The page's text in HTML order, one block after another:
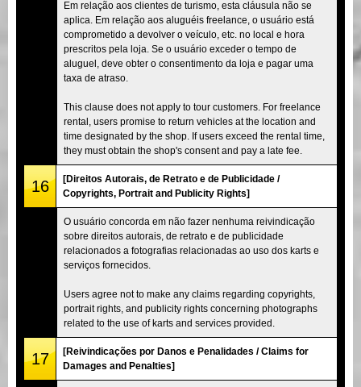
Em relação aos clientes de turismo, esta cláusula não se
aplica. Em relação aos aluguéis freelance, o usuário está
comprometido a devolver o veículo, etc. no local e hora
prescritos pela loja. Se o usuário exceder o tempo de
aluguel, deve obter o consentimento da loja e pagar uma
taxa de atraso.
This clause does not apply to tour customers. For freelance
rental, users promise to return vehicles at the location and
time designated by the shop. If users exceed the rental time,
they must obtain the shop's consent and pay a late fee.
16
[Direitos Autorais, de Retrato e de Publicidade /
Copyrights, Portrait and Publicity Rights]
O usuário concorda em não fazer nenhuma reivindicação
sobre direitos autorais, de retrato e de publicidade
relacionados a fotografias relacionadas ao uso dos karts e
serviços fornecidos.
Users agree not to make any claims regarding copyrights,
portrait rights, and publicity rights concerning photographs
related to the use of karts and services provided.
17
[Reivindicações por Danos e Penalidades / Claims for
Damages and Penalties]